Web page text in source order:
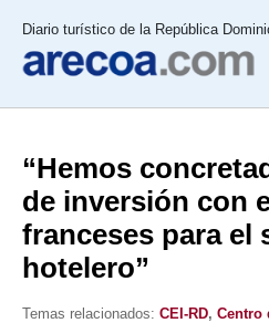
Diario turístico de la República
“Hemos
de inversión con
franceses para el
hotelero”
Temas relacionados: CEI-RD, Centro